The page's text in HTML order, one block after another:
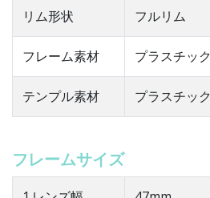
リム形状 フルリム
フレーム素材 プラスチック
テンプル素材 プラスチック
フレームサイズ